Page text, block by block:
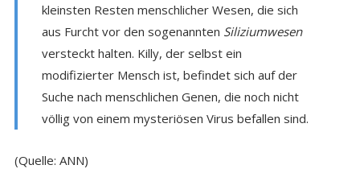
kleinsten Resten menschlicher Wesen, die sich
aus Furcht vor den sogenannten Siliziumwesen
versteckt halten. Killy, der selbst ein
modifizierter Mensch ist, befindet sich auf der
Suche nach menschlichen Genen, die noch nicht
völlig von einem mysteriösen Virus befallen sind.
(Quelle: ANN)